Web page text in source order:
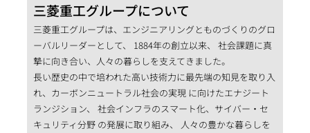
三菱重工グループについて
三菱重工グループは、エンジニアリングとものづくりのグロ
ーバルリーダーとして、 1884年の創立以来、 社会課題に真
摯に向き合い、人々の暮らしを支えてきました。
長い歴史の中で培われた高い技術力に最先端の知見を取り入
れ、カーボンニュートラル社会の実現 に向けたエナジート
ランジション、 社会インフラのスマート化、サイバー・セ
キュリティ分野 の発展に取り組み、 人々の豊かな暮らしを